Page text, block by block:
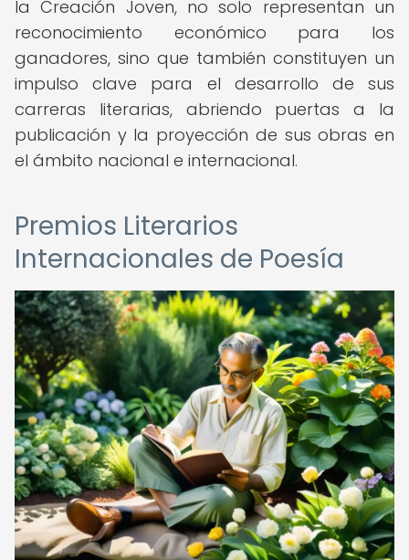
la Creación Joven, no solo representan un
reconocimiento económico para los
ganadores, sino que también constituyen un
impulso clave para el desarrollo de sus
carreras literarias, abriendo puertas a la
publicación y la proyección de sus obras en
el ámbito nacional e internacional.
Premios Literarios
Internacionales de Poesía